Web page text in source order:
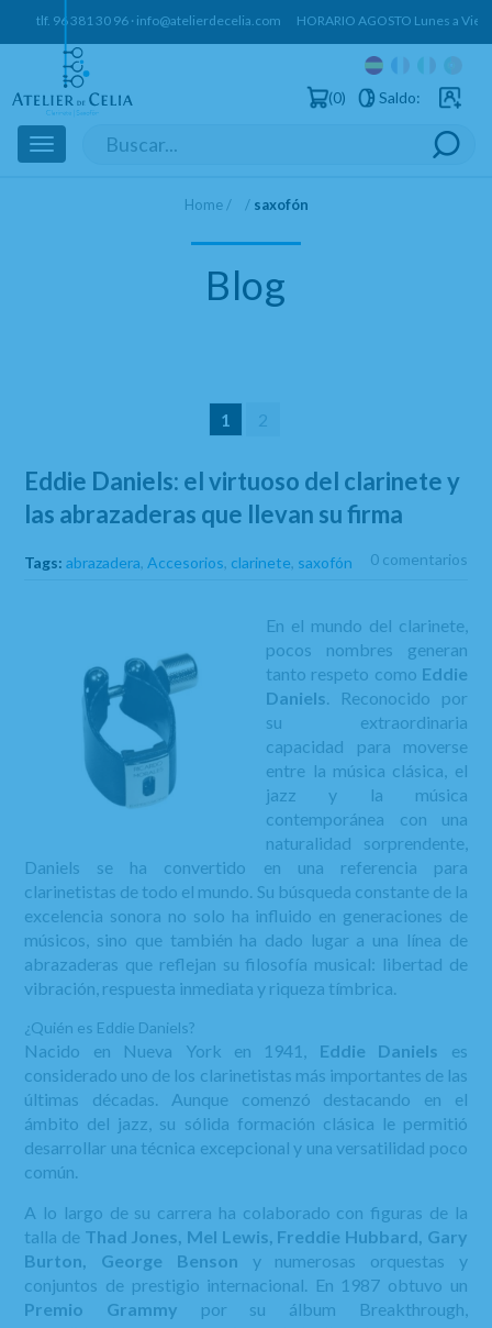
tlf. 96 381 30 96 · info@atelierdecelia.com HORARIO AGOSTO Lunes a
0 Saldo:
Toggle
navigation
Home saxofón
Blog
1 2
Eddie Daniels: el virtuoso del clarinete y
las abrazaderas que llevan su firma
Tags:abrazadera ,Accesorios clarinete saxofón 0 comentarios
En el mundo del clarinete,
pocos nombres generan
tanto respeto como Eddie
Daniels. Reconocido por
su extraordinaria
capacidad para moverse
entre la música clásica, el
jazz y la música
contemporánea con una
naturalidad sorprendente,
Daniels se ha convertido en una referencia para
clarinetistas de todo el mundo. Su búsqueda constante de la
excelencia sonora no solo ha influido en generaciones de
músicos, sino que también ha dado lugar a una línea de
abrazaderas que reflejan su filosofía musical: libertad de
vibración, respuesta inmediata y riqueza tímbrica.
¿Quién es Eddie Daniels?
Nacido en Nueva York en 1941, Eddie Daniels es
considerado uno de los clarinetistas más importantes de las
últimas décadas. Aunque comenzó destacando en el
ámbito del jazz, su sólida formación clásica le permitió
desarrollar una técnica excepcional y una versatilidad poco
común.
A lo largo de su carrera ha colaborado con figuras de la
talla de Thad Jones, Mel Lewis, Freddie Hubbard, Gary
Burton, George Benson y numerosas orquestas y
conjuntos de prestigio internacional. En 1987 obtuvo un
Premio Grammy por su álbum Breakthrough,